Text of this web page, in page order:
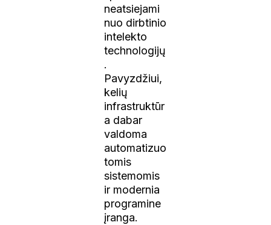
neatsiejami
nuo dirbtinio
intelekto
technologijų
.
Pavyzdžiui,
kelių
infrastruktūr
a dabar
valdoma
automatizuo
tomis
sistemomis
ir modernia
programine
įranga.